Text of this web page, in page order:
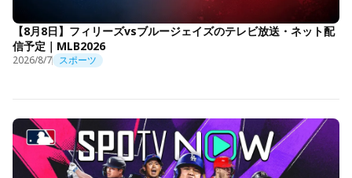
【8月8日】フィリーズvsブルージェイズのテレビ放送・ネット配
信予定｜MLB2026
2026/8/7 スポーツ